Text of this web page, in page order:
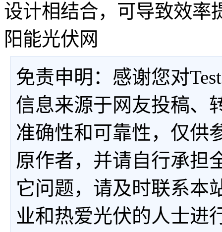
设计相结合，可导致效率
阳能光伏网
免责申明：感谢您对
信息来源于网友投稿、
准确性和可靠性，仅供
原作者，并请自行承担
它问题，请及时联系本
业和热爱光伏的人士进